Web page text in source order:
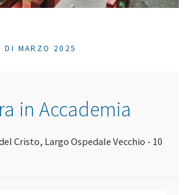
DI MARZO 2025
in Accademia
Cristo, Largo Ospedale Vecchio - 10